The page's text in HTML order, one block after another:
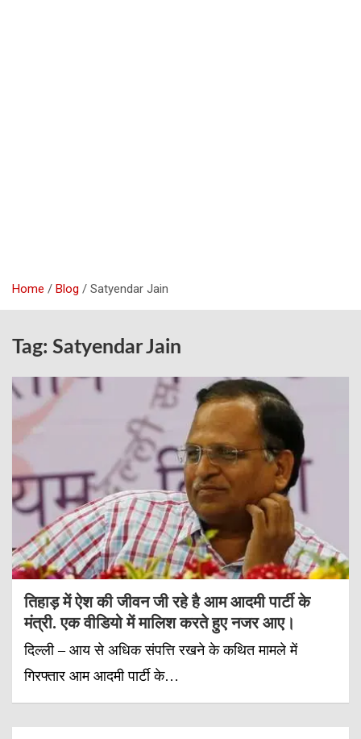
Home Blog Satyendar Jain
Tag: Satyendar Jain
तिहाड़ में ऐश की जीवन जी रहे है आम आदमी पार्टी के
मंत्री. एक वीडियो में मालिश करते हुए नजर आए।
दिल्ली – आय से अधिक संपत्ति रखने के कथित मामले में
गिरफ्तार आम आदमी पार्टी के…